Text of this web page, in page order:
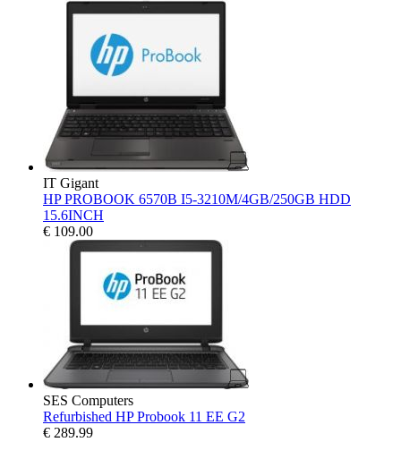
IT Gigant
HP PROBOOK 6570B I5-3210M/4GB/250GB HDD
15.6INCH
€ 109.00
SES Computers
Refurbished HP Probook 11 EE G2
€ 289.99